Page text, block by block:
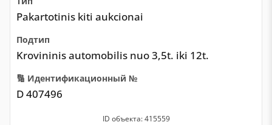
Pakartotinis kiti aukcionai
Подтип
Krovininis automobilis nuo 3,5t. iki 12t.
🔢 Идентификационный №
D 407496
ID объекта: 415559